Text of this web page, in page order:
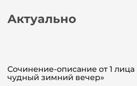
Актуально
Сочинение-описание от 1
чудный зимний вечер»